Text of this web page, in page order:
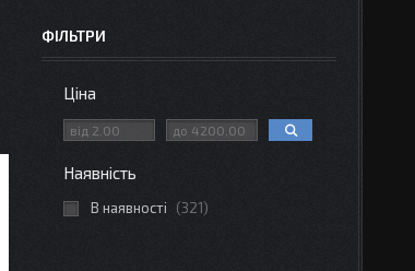
ФІЛЬТРИ
Ціна
Наявність
В наявності 321